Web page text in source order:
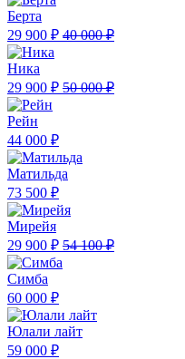
Берта
29 900 ₽ 40 000 ₽
Ника
29 900 ₽ 50 000 ₽
Рейн
44 000 ₽
Матильда
73 500 ₽
Мирейя
29 900 ₽ 54 100 ₽
Симба
60 000 ₽
Юлали лайт
59 000 ₽